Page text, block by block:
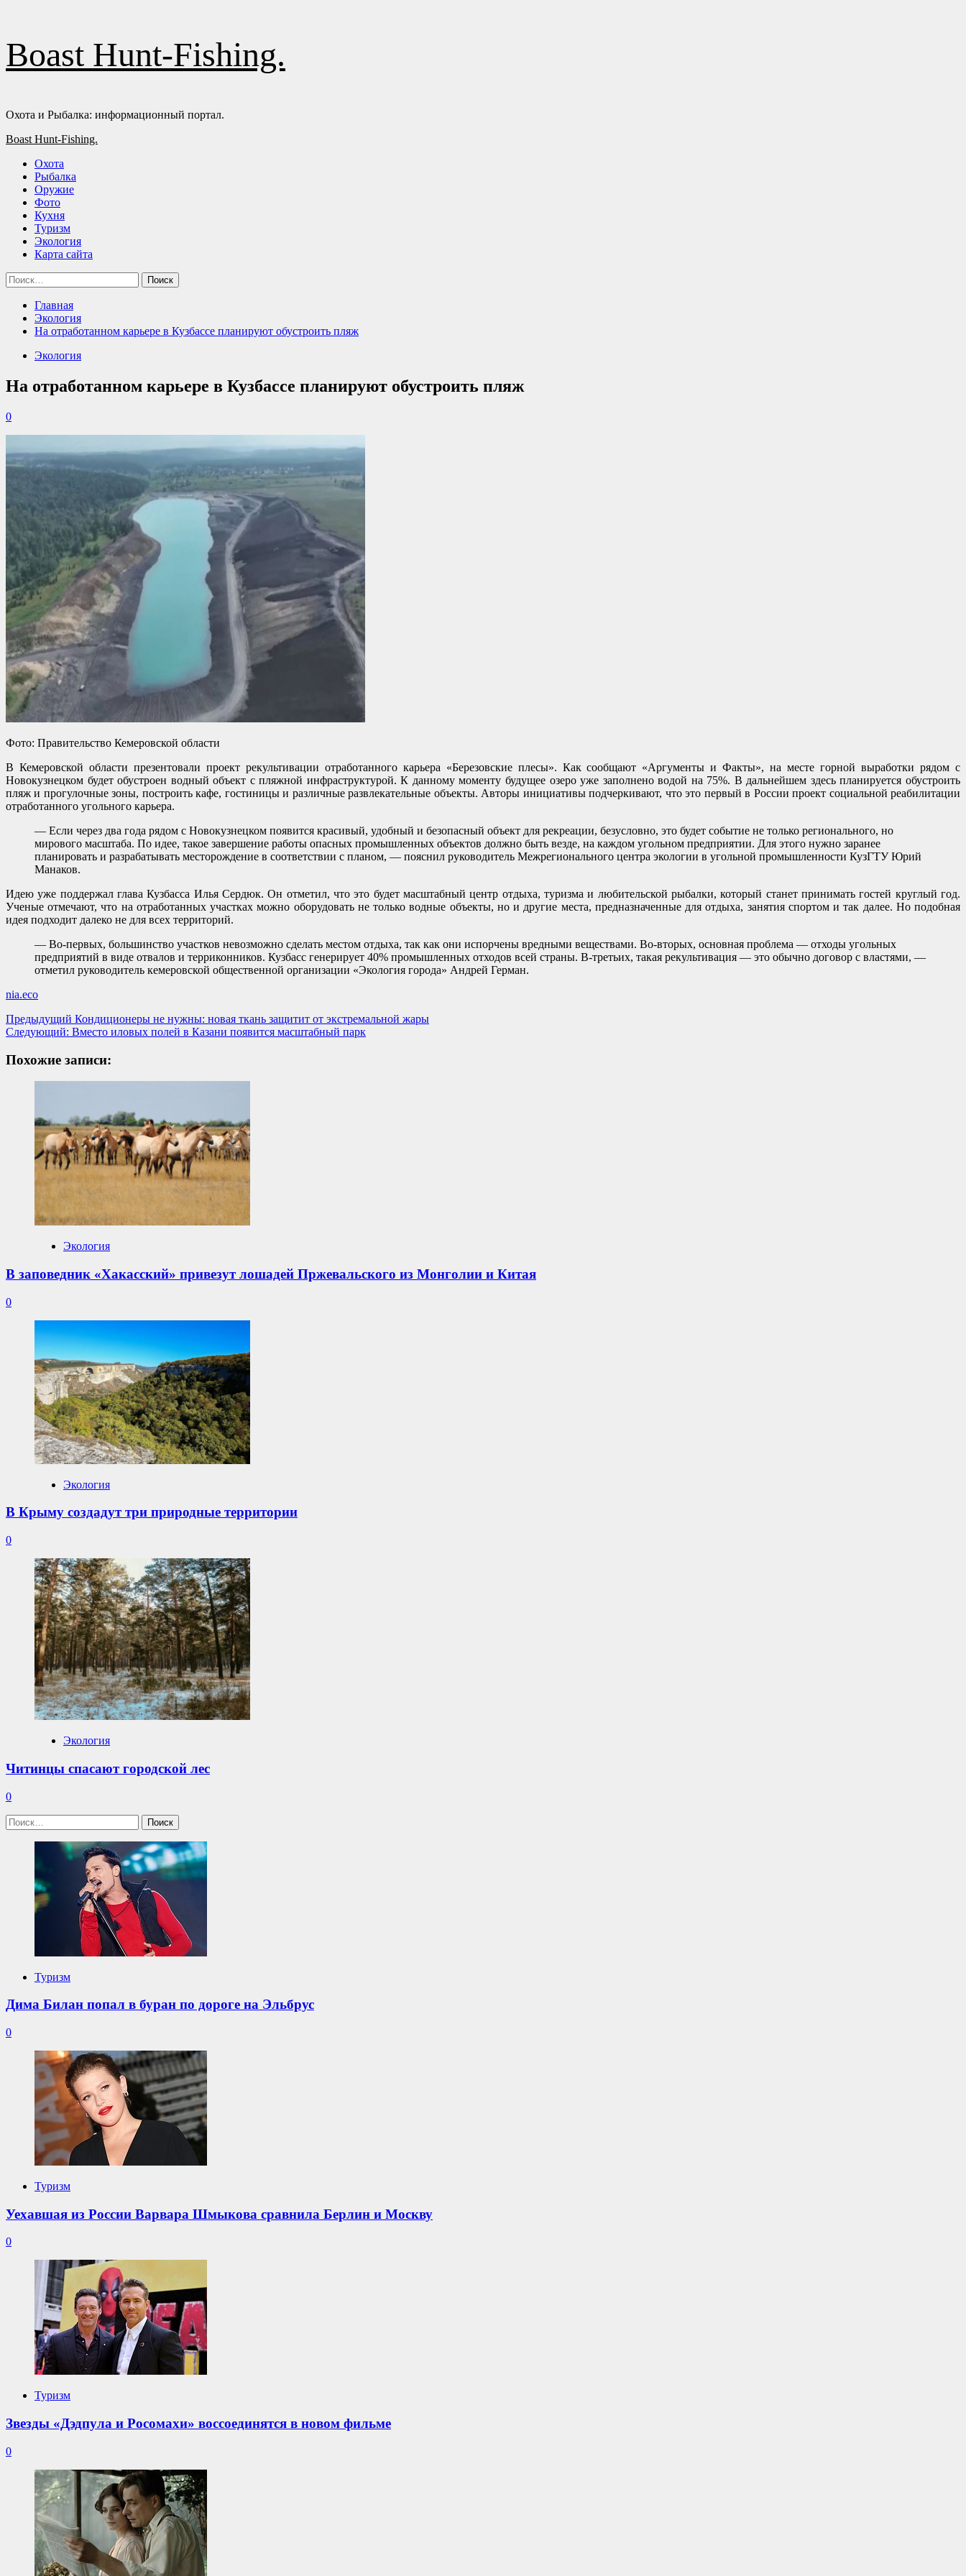
содержимому
Boast Hunt-Fishing.
Охота и Рыбалка: информационный портал.
Основное
Boast Hunt-Fishing.
Охота
Рыбалка
Оружие
Фото
Кухня
Туризм
Экология
Карта сайта
Найти:
Главная
Экология
На отработанном карьере в Кузбассе планируют обустроить пляж
Экология
На отработанном карьере в Кузбассе планируют обустроить пляж
0
Фото: Правительство Кемеровской области
В Кемеровской области презентовали проект рекультивации отработанного карьера «Березовские плесы». Как сообщают «Аргументы и Факты», на месте горной выработки рядом с
Новокузнецком будет обустроен водный объект с пляжной инфраструктурой. К данному моменту будущее озеро уже заполнено водой на 75%. В дальнейшем здесь планируется обустроить
пляж и прогулочные зоны, построить кафе, гостиницы и различные развлекательные объекты. Авторы инициативы подчеркивают, что это первый в России проект социальной реабилитации
отработанного угольного карьера.
— Если через два года рядом с Новокузнецком появится красивый, удобный и безопасный объект для рекреации, безусловно, это будет событие не только регионального, но
мирового масштаба. По идее, такое завершение работы опасных промышленных объектов должно быть везде, на каждом угольном предприятии. Для этого нужно заранее
планировать и разрабатывать месторождение в соответствии с планом, — пояснил руководитель Межрегионального центра экологии в угольной промышленности КузГТУ Юрий
Манаков.
Идею уже поддержал глава Кузбасса Илья Сердюк. Он отметил, что это будет масштабный центр отдыха, туризма и любительской рыбалки, который станет принимать гостей круглый год.
Ученые отмечают, что на отработанных участках можно оборудовать не только водные объекты, но и другие места, предназначенные для отдыха, занятия спортом и так далее. Но подобная
идея подходит далеко не для всех территорий.
— Во-первых, большинство участков невозможно сделать местом отдыха, так как они испорчены вредными веществами. Во-вторых, основная проблема — отходы угольных
предприятий в виде отвалов и терриконников. Кузбасс генерирует 40% промышленных отходов всей страны. В-третьих, такая рекультивация — это обычно договор с властями, —
отметил руководитель кемеровской общественной организации «Экология города» Андрей Герман.
nia.eco
Навигация
записи
Предыдущий Кондиционеры не нужны: новая ткань защитит от экстремальной жары
Следующий: Вместо иловых полей в Казани появится масштабный парк
Похожие записи:
Экология
В заповедник «Хакасский» привезут лошадей Пржевальского из Монголии и Китая
0
Экология
В Крыму создадут три природные территории
0
Экология
Читинцы спасают городской лес
0
Найти:
Туризм
Дима Билан попал в буран по дороге на Эльбрус
0
Туризм
Уехавшая из России Варвара Шмыкова сравнила Берлин и Москву
0
Туризм
Звезды «Дэдпула и Росомахи» воссоединятся в новом фильме
0